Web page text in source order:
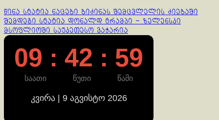
Continue
Reading
წინა სტატია ნაცები ბიძინას შემცვლელის ძიებაში
შემდეგი სტატია დონალდ ტრამპი – ზელენსკი
მსოფლიოში საუკეთესო ვაჭარია
09 : 42 : 59
საათი წუთი წამი
კვირა | 9 აგვისტო 2026